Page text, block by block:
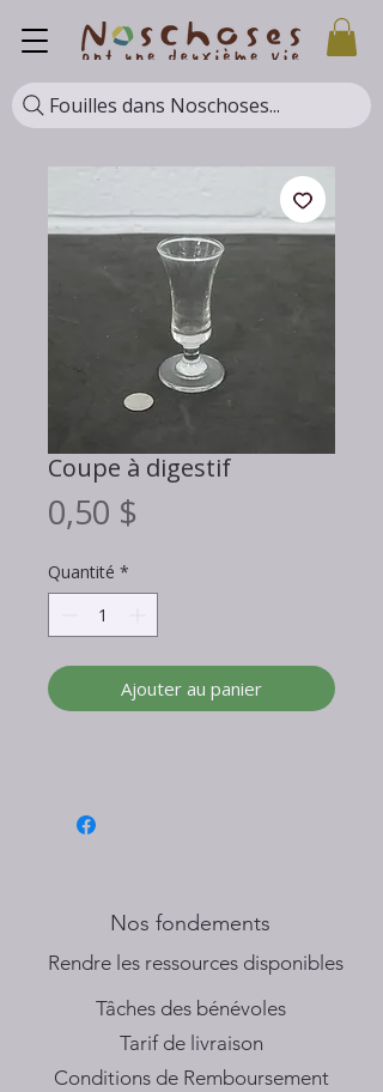
Fouilles dans Noschoses...
Coupe à digestif
0,50 $
Quantité *
Ajouter au panier
Nos fondements
​Rendre les ressources disponibles
Tâches des bénévoles
Tarif de livraison
Conditions de Remboursement